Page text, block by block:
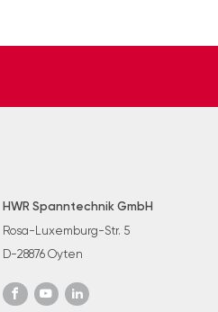
HWR Spanntechnik GmbH
Rosa-Luxemburg-Str. 5
D-28876 Oyten